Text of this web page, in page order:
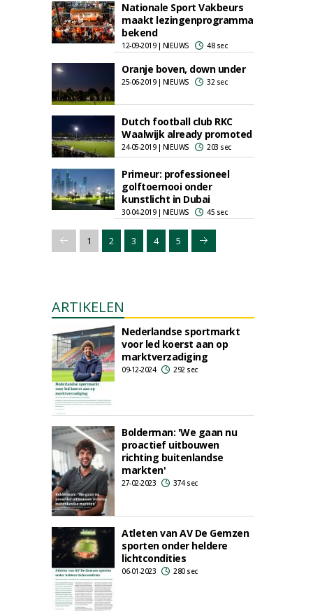
Nationale Sport Vakbeurs
maakt lezingenprogramma
bekend
12-09-2019 | NIEUWS 48 sec
Oranje boven, down under
25-06-2019 | NIEUWS 32 sec
Dutch football club RKC
Waalwijk already promoted
24-05-2019 | NIEUWS 203 sec
Primeur: professioneel
golftoernooi onder
kunstlicht in Dubai
30-04-2019 | NIEUWS 45 sec
1 2 3 4 5
ARTIKELEN
Nederlandse sportmarkt
voor led koerst aan op
marktverzadiging
09-12-2024 292 sec
Bolderman: 'We gaan nu
proactief uitbouwen
richting buitenlandse
markten'
27-02-2023 374 sec
Atleten van AV De Gemzen
sporten onder heldere
lichtcondities
06-01-2023 280 sec